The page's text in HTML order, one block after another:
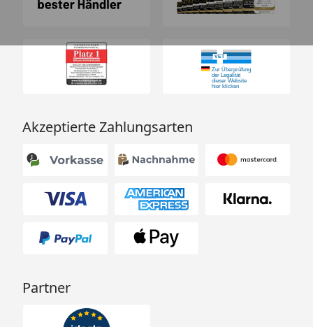
Akzeptierte Zahlungsarten
Partner